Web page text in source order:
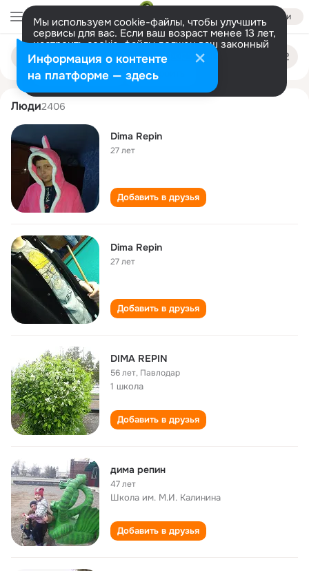
Войти
Мы используем cookie-файлы, чтобы улучшить
сервисы для вас. Если ваш возраст менее 13 лет,
настроить cookie-файлы должен ваш законный
представитель. Больше информации
Разрешить все Настроить
Поиск
людям
dima repin
Люди2406
Dima Repin
27 лет
Добавить в друзья
Dima Repin
27 лет
Добавить в друзья
DIMA REPIN
56 лет, Павлодар
1 школа
Добавить в друзья
дима репин
47 лет
Школа им. М.И. Калинина
Добавить в друзья
Информация о контенте
на платформе — здесь